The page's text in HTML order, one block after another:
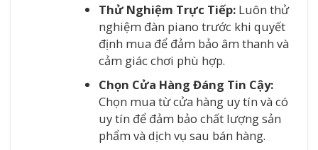
Thử Nghiệm Trực Tiếp:Luôn thử
nghiệm đàn piano trước khi quyết
định mua để đảm bảo âm thanh và
cảm giác chơi phù hợp.
Chọn Cửa Hàng Đáng Tin Cậy:
Chọn mua từ cửa hàng uy tín và có
uy tín để đảm bảo chất lượng sản
phẩm và dịch vụ sau bán hàng.